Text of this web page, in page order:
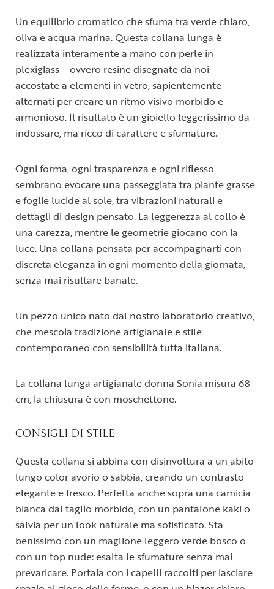
Un equilibrio cromatico che sfuma tra verde chiaro,
oliva e acqua marina. Questa collana lunga è
realizzata interamente a mano con perle in
plexiglass – ovvero resine disegnate da noi –
accostate a elementi in vetro, sapientemente
alternati per creare un ritmo visivo morbido e
armonioso. Il risultato è un gioiello leggerissimo da
indossare, ma ricco di carattere e sfumature.
Ogni forma, ogni trasparenza e ogni riflesso
sembrano evocare una passeggiata tra piante grasse
e foglie lucide al sole, tra vibrazioni naturali e
dettagli di design pensato. La leggerezza al collo è
una carezza, mentre le geometrie giocano con la
luce. Una collana pensata per accompagnarti con
discreta eleganza in ogni momento della giornata,
senza mai risultare banale.
Un pezzo unico nato dal nostro laboratorio creativo,
che mescola tradizione artigianale e stile
contemporaneo con sensibilità tutta italiana.
La collana lunga artigianale donna Sonia misura 68
cm, la chiusura è con moschettone.
CONSIGLI DI STILE
Questa collana si abbina con disinvoltura a un abito
lungo color avorio o sabbia, creando un contrasto
elegante e fresco. Perfetta anche sopra una camicia
bianca dal taglio morbido, con un pantalone kaki o
salvia per un look naturale ma sofisticato. Sta
benissimo con un maglione leggero verde bosco o
con un top nude: esalta le sfumature senza mai
prevaricare. Portala con i capelli raccolti per lasciare